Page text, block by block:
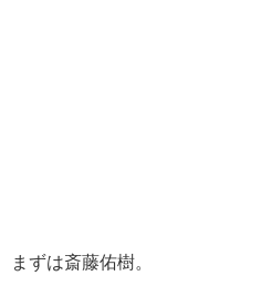
まずは斎藤佑樹。